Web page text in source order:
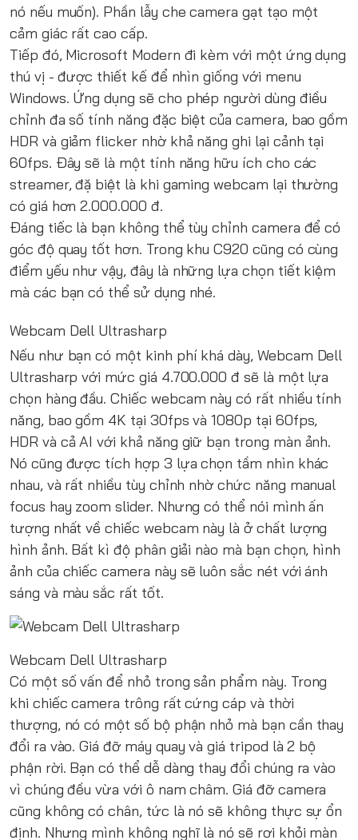
nó nếu muốn). Phần lẫy che camera gạt tạo một
cảm giác rất cao cấp.
Tiếp đó, Microsoft Modern đi kèm với một ứng dụng
thú vị - được thiết kế để nhìn giống với menu
Windows. Ứng dụng sẽ cho phép người dùng điều
chỉnh đa số tính năng đặc biệt của camera, bao gồm
HDR và giảm flicker nhờ khả năng ghi lại cảnh tại
60fps. Đây sẽ là một tính năng hữu ích cho các
streamer, đặ biệt là khi gaming webcam lại thường
có giá hơn 2.000.000 đ.
Đáng tiếc là bạn không thể tùy chỉnh camera để có
góc độ quay tốt hơn. Trong khu C920 cũng có cùng
điểm yếu như vậy, đây là những lựa chọn tiết kiệm
mà các bạn có thể sử dụng nhé.
Webcam Dell Ultrasharp
Nếu như bạn có một kinh phí khá dày, Webcam Dell
Ultrasharp với mức giá 4.700.000 đ sẽ là một lựa
chọn hàng đầu. Chiếc webcam này có rất nhiều tính
năng, bao gồm 4K tại 30fps và 1080p tại 60fps,
HDR và cả AI với khả năng giữ bạn trong màn ảnh.
Nó cũng được tích hợp 3 lựa chọn tầm nhìn khác
nhau, và rất nhiều tùy chỉnh nhờ chức năng manual
focus hay zoom slider. Nhưng có thể nói mình ấn
tượng nhất về chiếc webcam này là ở chất lượng
hình ảnh. Bất kì độ phân giải nào mà bạn chọn, hình
ảnh của chiếc camera này sẽ luôn sắc nét với ánh
sáng và màu sắc rất tốt.
Webcam Dell Ultrasharp
Có một số vấn để nhỏ trong sản phẩm này. Trong
khi chiếc camera trông rất cứng cáp và thời
thượng, nó có một số bộ phận nhỏ mà bạn cần thay
đổi ra vào. Giá đỡ máy quay và giá tripod là 2 bộ
phận rời. Bạn có thể dễ dàng thay đổi chúng ra vào
vì chúng đều vừa với ô nam châm. Giá đỡ camera
cũng không có chân, tức là nó sẽ không thực sự ổn
định. Nhưng mình không nghĩ là nó sẽ rơi khỏi màn